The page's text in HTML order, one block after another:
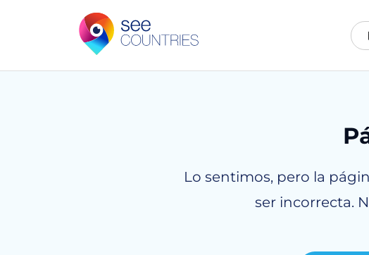
Lo sentimos, pero la
ser incorrecta.